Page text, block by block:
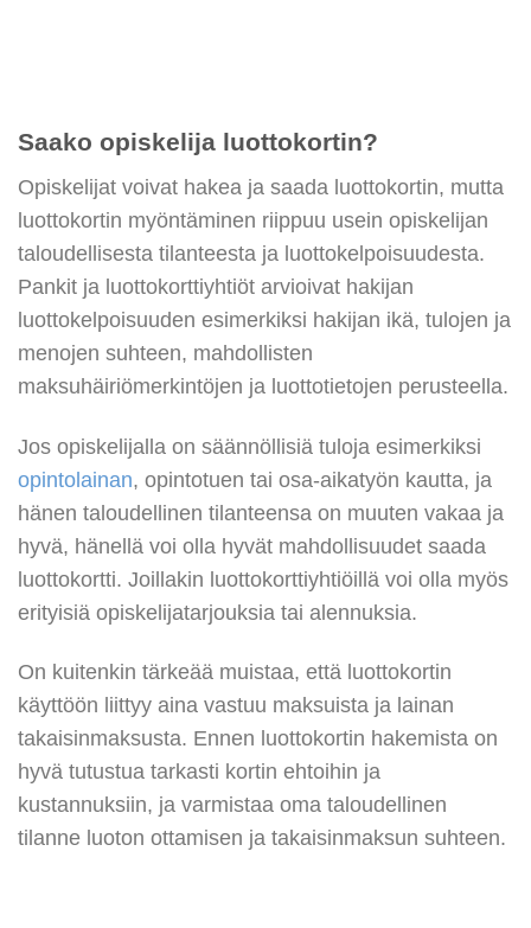
Saako opiskelija luottokortin?
Opiskelijat voivat hakea ja saada luottokortin, mutta
luottokortin myöntäminen riippuu usein opiskelijan
taloudellisesta tilanteesta ja luottokelpoisuudesta.
Pankit ja luottokorttiyhtiöt arvioivat hakijan
luottokelpoisuuden esimerkiksi hakijan ikä, tulojen ja
menojen suhteen, mahdollisten
maksuhäiriömerkintöjen ja luottotietojen perusteella.
Jos opiskelijalla on säännöllisiä tuloja esimerkiksi
opintolainan, opintotuen tai osa-aikatyön kautta, ja
hänen taloudellinen tilanteensa on muuten vakaa ja
hyvä, hänellä voi olla hyvät mahdollisuudet saada
luottokortti. Joillakin luottokorttiyhtiöillä voi olla myös
erityisiä opiskelijatarjouksia tai alennuksia.
On kuitenkin tärkeää muistaa, että luottokortin
käyttöön liittyy aina vastuu maksuista ja lainan
takaisinmaksusta. Ennen luottokortin hakemista on
hyvä tutustua tarkasti kortin ehtoihin ja
kustannuksiin, ja varmistaa oma taloudellinen
tilanne luoton ottamisen ja takaisinmaksun suhteen.